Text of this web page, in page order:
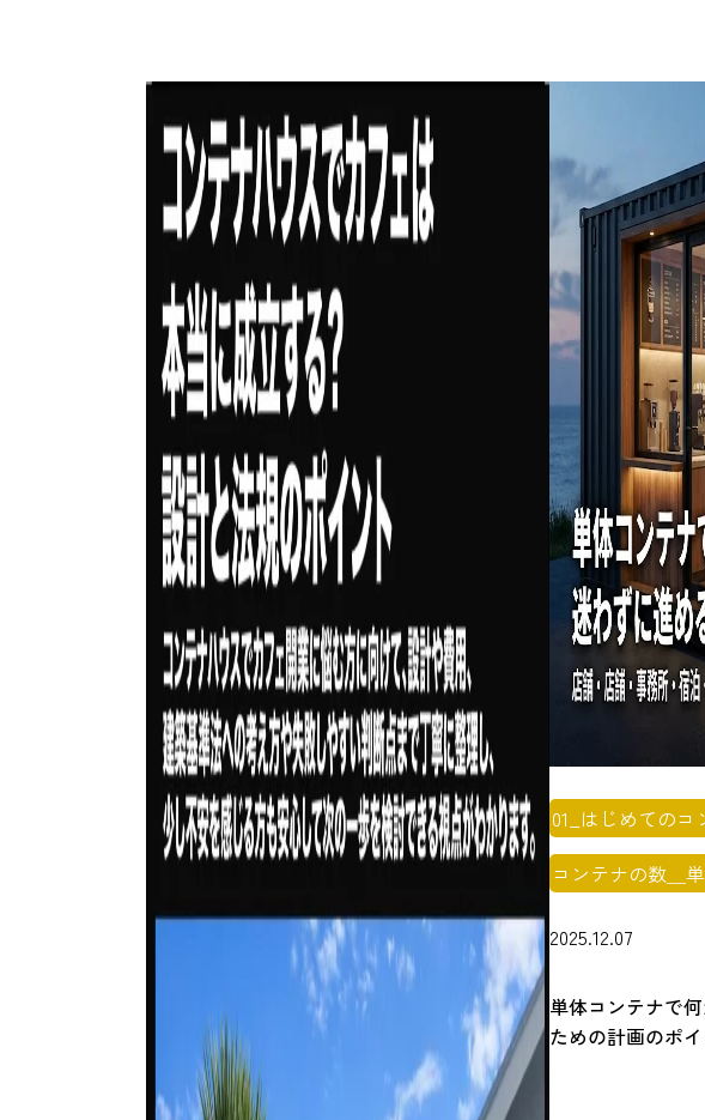
01_はじめてのコ
コンテナの数＿
2025.12.07
単体コンテナで
ための計画のポ